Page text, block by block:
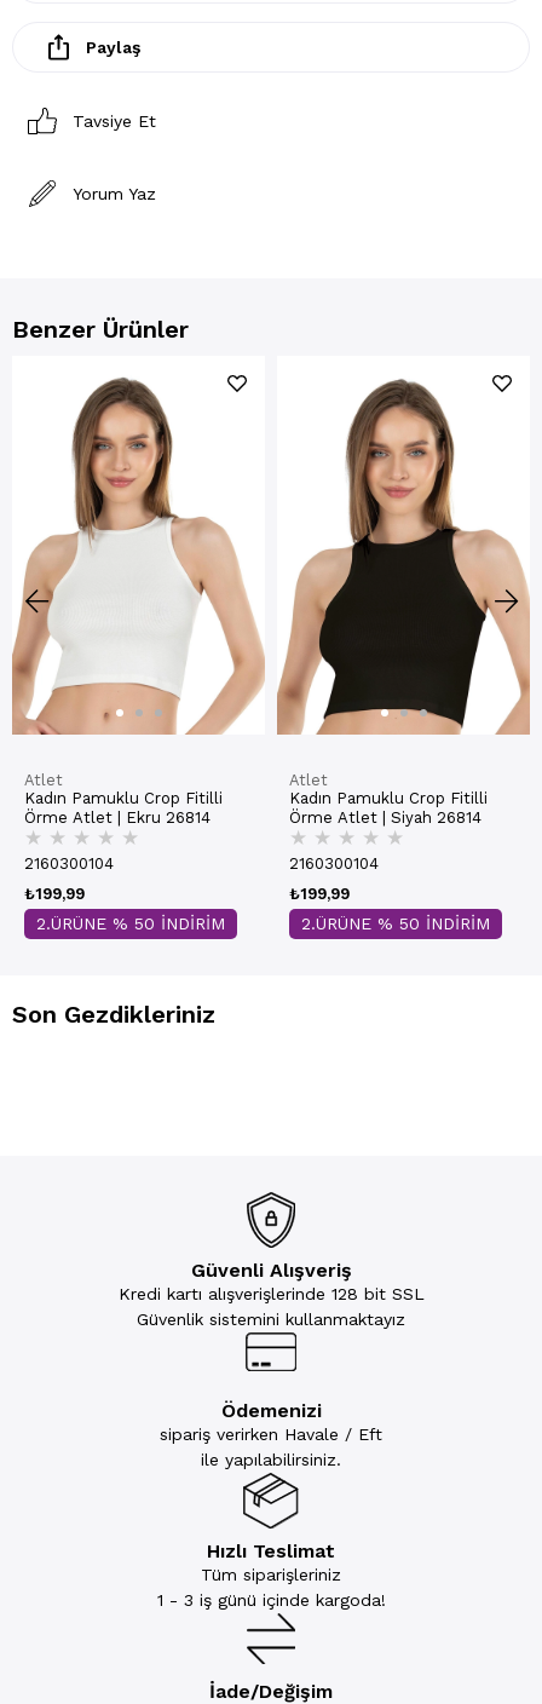
Paylaş
Tavsiye Et
Yorum Yaz
Benzer Ürünler
Atlet
Kadın Pamuklu Crop Fitilli
Örme Atlet | Ekru 26814
★ ★ ★ ★ ★
2160300104
₺199,99
2.ÜRÜNE % 50 İNDİRİM
Atlet
Kadın Pamuklu Crop Fitilli
Örme Atlet | Siyah 26814
★ ★ ★ ★ ★
2160300104
₺199,99
2.ÜRÜNE % 50 İNDİRİM
Son Gezdikleriniz
Güvenli Alışveriş
Kredi kartı alışverişlerinde 128 bit SSL
Güvenlik sistemini kullanmaktayız
Ödemenizi
sipariş verirken Havale / Eft
ile yapılabilirsiniz.
Hızlı Teslimat
Tüm siparişleriniz
1 - 3 iş günü içinde kargoda!
İade/Değişim